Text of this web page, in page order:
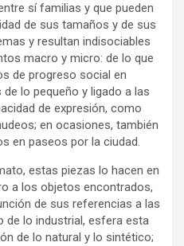
sí familias y que pueden
de sus tamaños y de sus
y resultan indisociables
macro y micro: de lo que
de progreso social en
lo pequeño y ligado a las
de expresión, como
en ocasiones, también
en paseos por la ciudad.
estas piezas lo hacen en
a los objetos encontrados,
de sus referencias a las
de lo industrial, esfera esta
de lo natural y lo sintético;